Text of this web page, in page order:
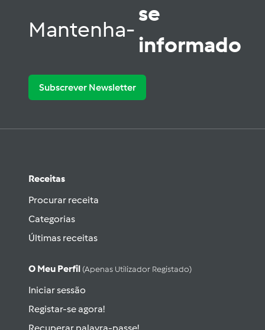
Mantenha-
se
informado
Subscrever Newsletter
Receitas
Procurar receita
Categorias
Últimas receitas
O Meu Perfil (apenas Utilizador Registado)
Iniciar sessão
Registar-se agora!